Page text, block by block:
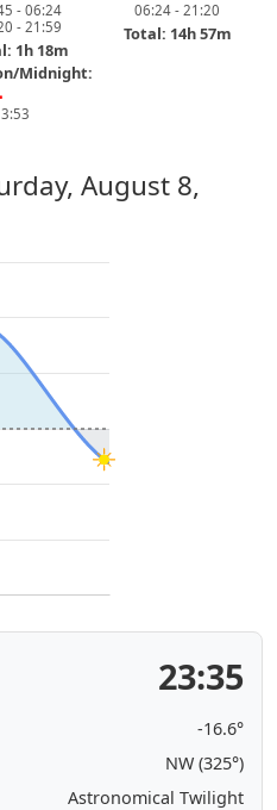
- 06:24
- 21:59
1h 18m
06:24 - 21:20
Total: 14h 57m
Midnight:
August 8,
23:35
-16.6°
NW (325°)
Astronomical Twilight